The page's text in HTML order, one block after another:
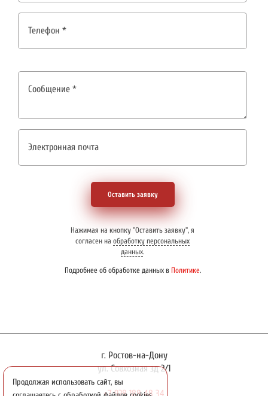
Оставить заявку
Нажимая на кнопку "Оставить заявку", я
согласен на обработку персональных
данных.
Подробнее об обработке данных в Политике.
г. Ростов-на-Дону
ул. Совхозная зд 2/1
+7 928 188 48 34
Продолжая использовать сайт, вы